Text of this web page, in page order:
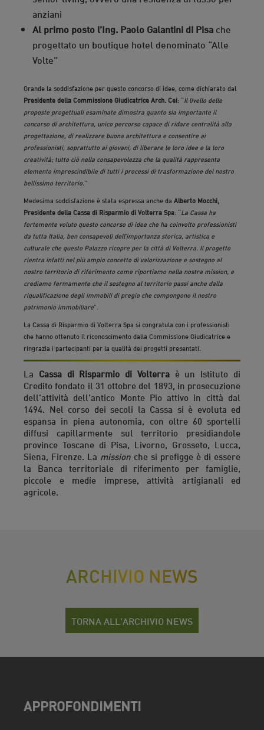
anziani
Al primo posto l’Ing. Paolo Galantini di Pisa che
progettato un boutique hotel denominato “Alle
Volte”
Grande la soddisfazione per questo concorso di idee, come dichiarato dal
Presidente della Commissione Giudicatrice Arch. Cei: “Il livello delle
proposte progettuali esaminate dimostra quanto sia importante il
concorso di architettura, unico percorso capace di ridare centralità alla
progettazione, di realizzare buona architettura e consentire ai
professionisti, soprattutto ai giovani, di liberare le loro idee e la loro
creatività; tutto ciò nella consapevolezza che la qualità rappresenta
elemento imprescindibile di tutti i processi di trasformazione del nostro
bellissimo territorio.”
Medesima soddisfazione è stata espressa anche da Alberto Mocchi,
Presidente della Cassa di Risparmio di Volterra Spa: “La Cassa ha
fortemente voluto questo concorso di idee che ha coinvolto professionisti
da tutta Italia, ben consapevoli dell’importanza storica, artistica e
culturale che questo Palazzo ricopre per la città di Volterra. Il progetto
rientra infatti nel più ampio concetto di valorizzazione e sostegno al
nostro territorio di riferimento come riportiamo nella nostra mission, e
crediamo fermamente che il sostegno al territorio passi anche dalla
riqualificazione degli immobili di pregio che compongono il nostro
patrimonio immobiliare”.
La Cassa di Risparmio di Volterra Spa si congratula con i professionisti
che hanno ottenuto il riconoscimento dalla Commissione Giudicatrice e
ringrazia i partecipanti per la qualità dei progetti presentati.
La Cassa di Risparmio di Volterraè un Istituto di
Credito fondato il 31 ottobre del 1893, in prosecuzione
dell'attività dell'antico Monte Pio attivo in città dal
1494. Nel corso dei secoli la Cassa si è evoluta ed
espansa in piena autonomia, con oltre 60 sportelli
diffusi capillarmente sul territorio presidiandole
province Toscane di Pisa, Livorno, Grosseto, Lucca,
Siena, Firenze. La mission che si prefigge è di essere
la Banca territoriale di riferimento per famiglie,
piccole e medie imprese, attività artigianali ed
agricole.
ARCHIVIO NEWS
TORNA ALL'ARCHIVIO NEWS
APPROFONDIMENTI